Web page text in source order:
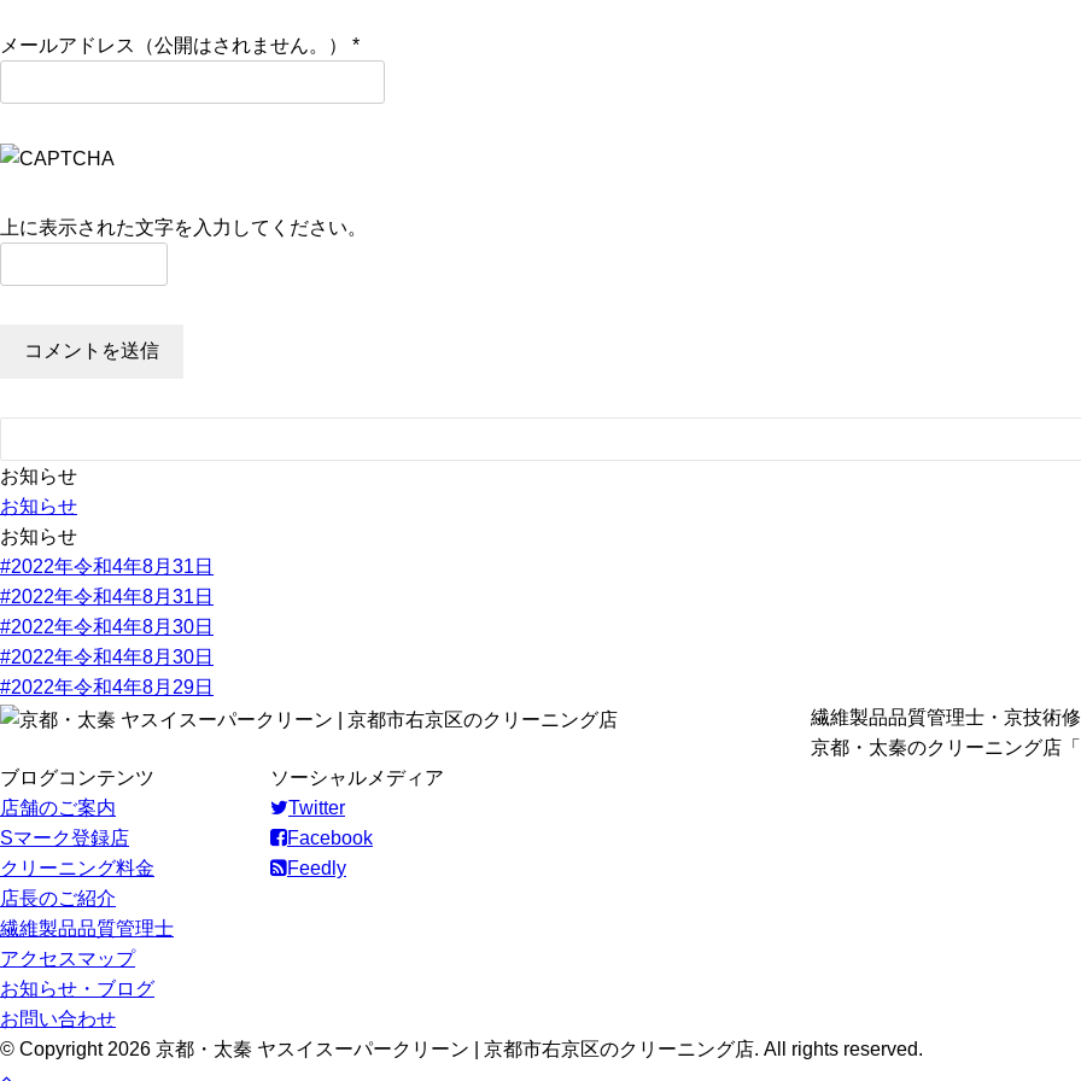
メールアドレス（公開はされません。） *
上に表示された文字を入力してください。
お知らせ
お知らせ
お知らせ
#2022年令和4年8月31日
#2022年令和4年8月31日
#2022年令和4年8月30日
#2022年令和4年8月30日
#2022年令和4年8月29日
繊維製品品質管理士・京技術
京都・太秦のクリーニング店
ブログコンテンツ
店舗のご案内
Sマーク登録店
クリーニング料金
店長のご紹介
繊維製品品質管理士
アクセスマップ
お知らせ・ブログ
お問い合わせ
ソーシャルメディア
Twitter
Facebook
Feedly
© Copyright 2026 京都・太秦 ヤスイスーパークリーン | 京都市右京区のクリーニング店. All rights reserved.